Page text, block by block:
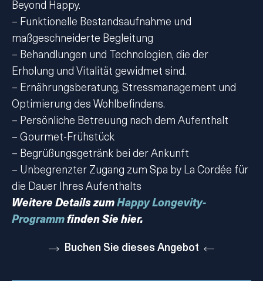
Beyond Happy.
– Funktionelle Bestandsaufnahme und
maßgeschneiderte Begleitung
– Behandlungen und Technologien, die der
Erholung und Vitalität gewidmet sind.
– Ernährungsberatung, Stressmanagement und
Optimierung des Wohlbefindens.
– Persönliche Betreuung nach dem Aufenthalt
– Gourmet-Frühstück
– Begrüßungsgetränk bei der Ankunft
– Unbegrenzter Zugang zum Spa by La Cordée für
die Dauer Ihres Aufenthalts
Weitere Details zum Happy Longevity-
Programm finden Sie hier.
Buchen Sie dieses Angebot